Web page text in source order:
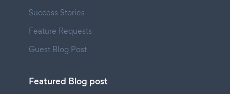
Success Stories
Feature Requests
Guest Blog Post
Featured Blog post